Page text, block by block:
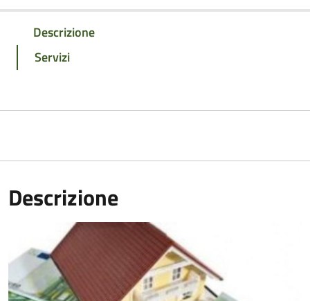
Descrizione
Servizi
Descrizione